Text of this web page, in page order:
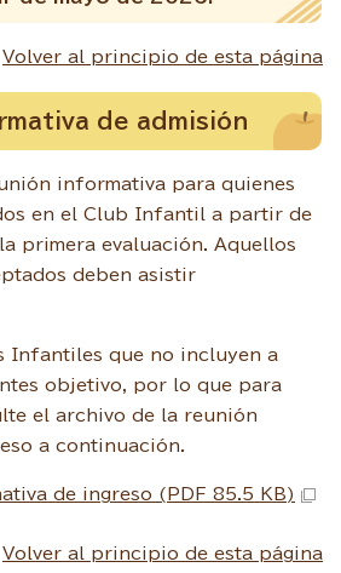
Volver al principio de esta página
de admisión
informativa para quienes
en el Club Infantil a partir de
primera evaluación. Aquellos
deben asistir
Infantiles que no incluyen a
objetivo, por lo que para
el archivo de la reunión
a continuación.
de ingreso (PDF 85.5 KB)
Volver al principio de esta página